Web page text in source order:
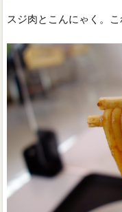
スジ肉とこんにゃく。